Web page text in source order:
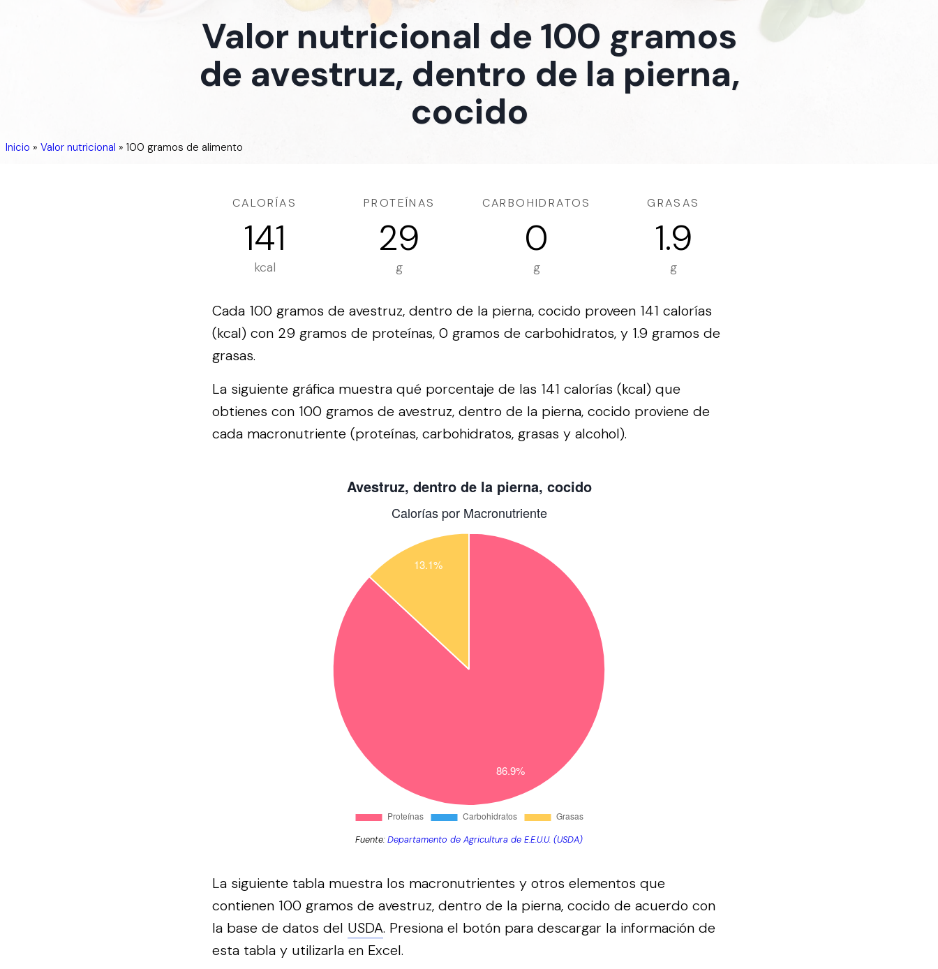
Valor nutricional de 100 gramos
de avestruz, dentro de la pierna,
cocido
Inicio » Valor nutricional » 100 gramos de alimento
CALORÍAS
141
kcal
PROTEÍNAS
29
g
CARBOHIDRATOS
0
g
GRASAS
1.9
g
Cada 100 gramos de avestruz, dentro de la pierna, cocido proveen 141 calorías
(kcal) con 29 gramos de proteínas, 0 gramos de carbohidratos, y 1.9 gramos de
grasas.
La siguiente gráfica muestra qué porcentaje de las 141 calorías (kcal) que
obtienes con 100 gramos de avestruz, dentro de la pierna, cocido proviene de
cada macronutriente (proteínas, carbohidratos, grasas y alcohol).
Fuente:Departamento de Agricultura de E.E.U.U. (USDA)
La siguiente tabla muestra los macronutrientes y otros elementos que
contienen 100 gramos de avestruz, dentro de la pierna, cocido de acuerdo con
la base de datos del USDA. Presiona el botón para descargar la información de
esta tabla y utilizarla en Excel.